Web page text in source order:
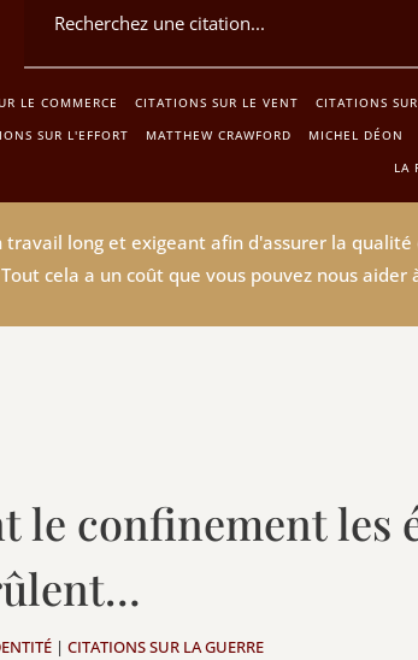
LE COMMERCE CITATIONS SUR LE VENT CITATIONS
SUR L'EFFORT MATTHEW CRAWFORD MICHEL DÉON
LA
travail long et exigeant afin d'assurer la
cela a un coût que vous pouvez nous
le confinement les
|CITATIONS SUR LA GUERRE